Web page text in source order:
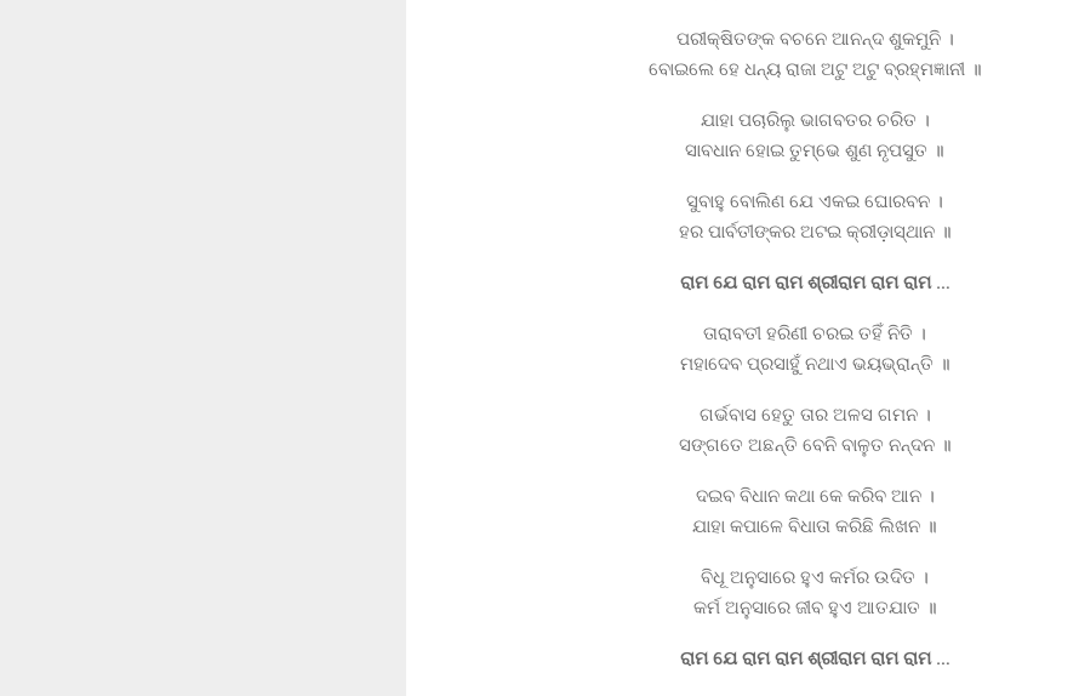
ପରୀକ୍ଷିତଙ୍କ ବଚନେ ଆନନ୍ଦ ଶୁକମୁନି ।
ବୋଇଲେ ହେ ଧନ୍ୟ ରାଜା ଅଟୁ ଅଟୁ ବ୍ରହ୍ମଜ୍ଞାନୀ ॥
ଯାହା ପଚାରିଲୁ ଭାଗବତର ଚରିତ ।
ସାବଧାନ ହୋଇ ତୁମ୍ଭେ ଶୁଣ ନୃପସୁତ ॥
ସୁବାହୁ ବୋଲିଣ ଯେ ଏକଇ ଘୋରବନ ।
ହର ପାର୍ବତୀଙ୍କର ଅଟଇ କ୍ରୀଡ଼ାସ୍ଥାନ ॥
ରାମ ଯେ ରାମ ରାମ ଶ୍ରୀରାମ ରାମ ରାମ …
ତାରାବତୀ ହରିଣୀ ଚରଇ ତହିଁ ନିତି ।
ମହାଦେବ ପ୍ରସାହୁଁ ନଥାଏ ଭୟଭ୍ରାନ୍ତି ॥
ଗର୍ଭବାସ ହେତୁ ତାର ଅଳସ ଗମନ ।
ସଙ୍ଗତେ ଅଛନ୍ତି ବେନି ବାଳୁତ ନନ୍ଦନ ॥
ଦଇବ ବିଧାନ କଥା କେ କରିବ ଆନ ।
ଯାହା କପାଳେ ବିଧାତା କରିଛି ଲିଖନ ॥
ବିଧୂ ଅନୁସାରେ ହୁଏ କର୍ମର ଉଦିତ ।
କର୍ମ ଅନୁସାରେ ଜୀବ ହୁଏ ଆତଯାତ ॥
ରାମ ଯେ ରାମ ରାମ ଶ୍ରୀରାମ ରାମ ରାମ …